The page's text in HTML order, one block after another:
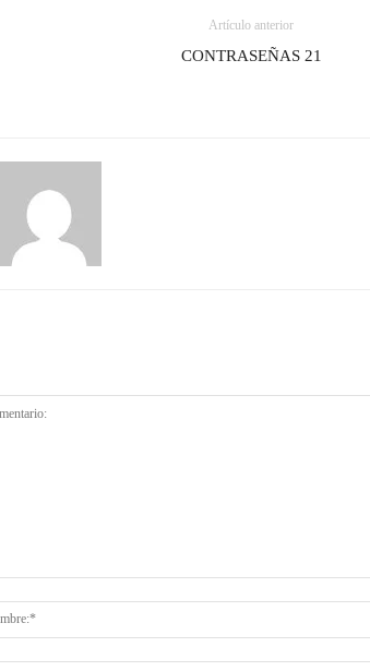
Artículo anterior
CONTRASEÑAS 21